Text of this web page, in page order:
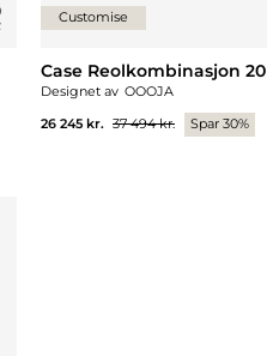
Customise
Case Reolkombinasjon 20
Designet av OOOJA
26 245 kr. 37 494 kr. Spar 30%